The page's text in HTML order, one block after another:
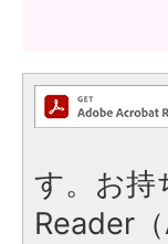
す。お持
Reader